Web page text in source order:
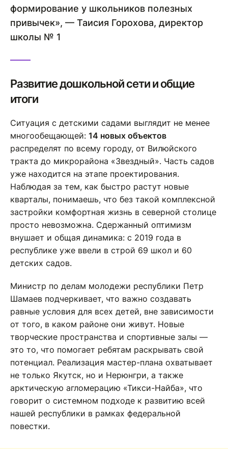
формирование у школьников полезных
привычек», — Таисия Горохова, директор
школы № 1
Развитие дошкольной сети и общие
итоги
Ситуация с детскими садами выглядит не менее
многообещающей: 14 новых объектов
распределят по всему городу, от Вилюйского
тракта до микрорайона «Звездный». Часть садов
уже находится на этапе проектирования.
Наблюдая за тем, как быстро растут новые
кварталы, понимаешь, что без такой комплексной
застройки комфортная жизнь в северной столице
просто невозможна. Сдержанный оптимизм
внушает и общая динамика: с 2019 года в
республике уже ввели в строй 69 школ и 60
детских садов.
Министр по делам молодежи республики Петр
Шамаев подчеркивает, что важно создавать
равные условия для всех детей, вне зависимости
от того, в каком районе они живут. Новые
творческие пространства и спортивные залы —
это то, что помогает ребятам раскрывать свой
потенциал. Реализация мастер-плана охватывает
не только Якутск, но и Нерюнгри, а также
арктическую агломерацию «Тикси-Найба», что
говорит о системном подходе к развитию всей
нашей республики в рамках федеральной
повестки.